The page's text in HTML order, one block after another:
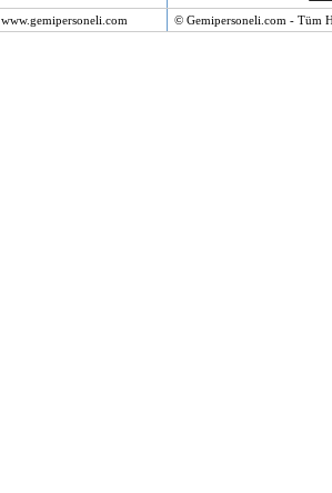
www.gemipersoneli.com © Gemipersoneli.com - Tüm